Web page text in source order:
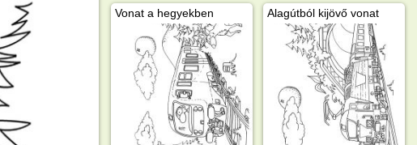
Vonat a hegyekben Alagútból kijövő vonat